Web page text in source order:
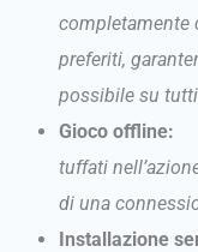
completamente
preferiti,
possibile su
Gioco offline:
tuffati
di una
Installazione